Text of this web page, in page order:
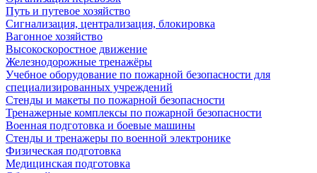
Путь и путевое хозяйство
Сигнализация, централизация, блокировка
Вагонное хозяйство
Высокоскоростное движение
Железнодорожные тренажёры
Учебное оборудование по пожарной безопасности для
специализированных учреждений
Стенды и макеты по пожарной безопасности
Тренажерные комплексы по пожарной безопасности
Военная подготовка и боевые машины
Стенды и тренажеры по военной электронике
Физическая подготовка
Медицинская подготовка